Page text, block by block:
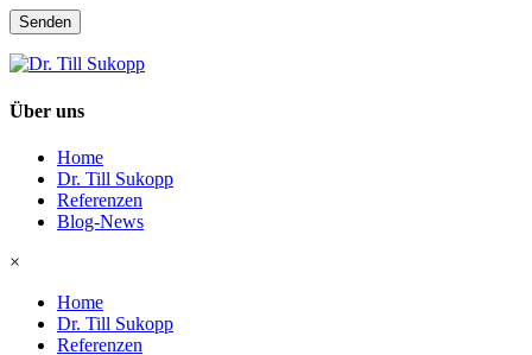
Senden
Über uns
Home
Dr. Till Sukopp
Referenzen
Blog-News
×
Home
Dr. Till Sukopp
Referenzen